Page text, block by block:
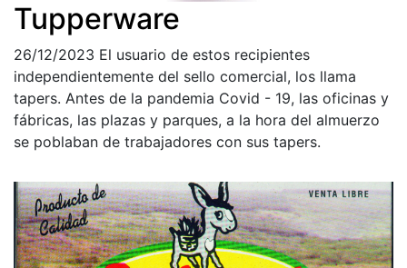
Tupperware
26/12/2023 El usuario de estos recipientes
independientemente del sello comercial, los llama
tapers. Antes de la pandemia Covid - 19, las oficinas y
fábricas, las plazas y parques, a la hora del almuerzo
se poblaban de trabajadores con sus tapers.